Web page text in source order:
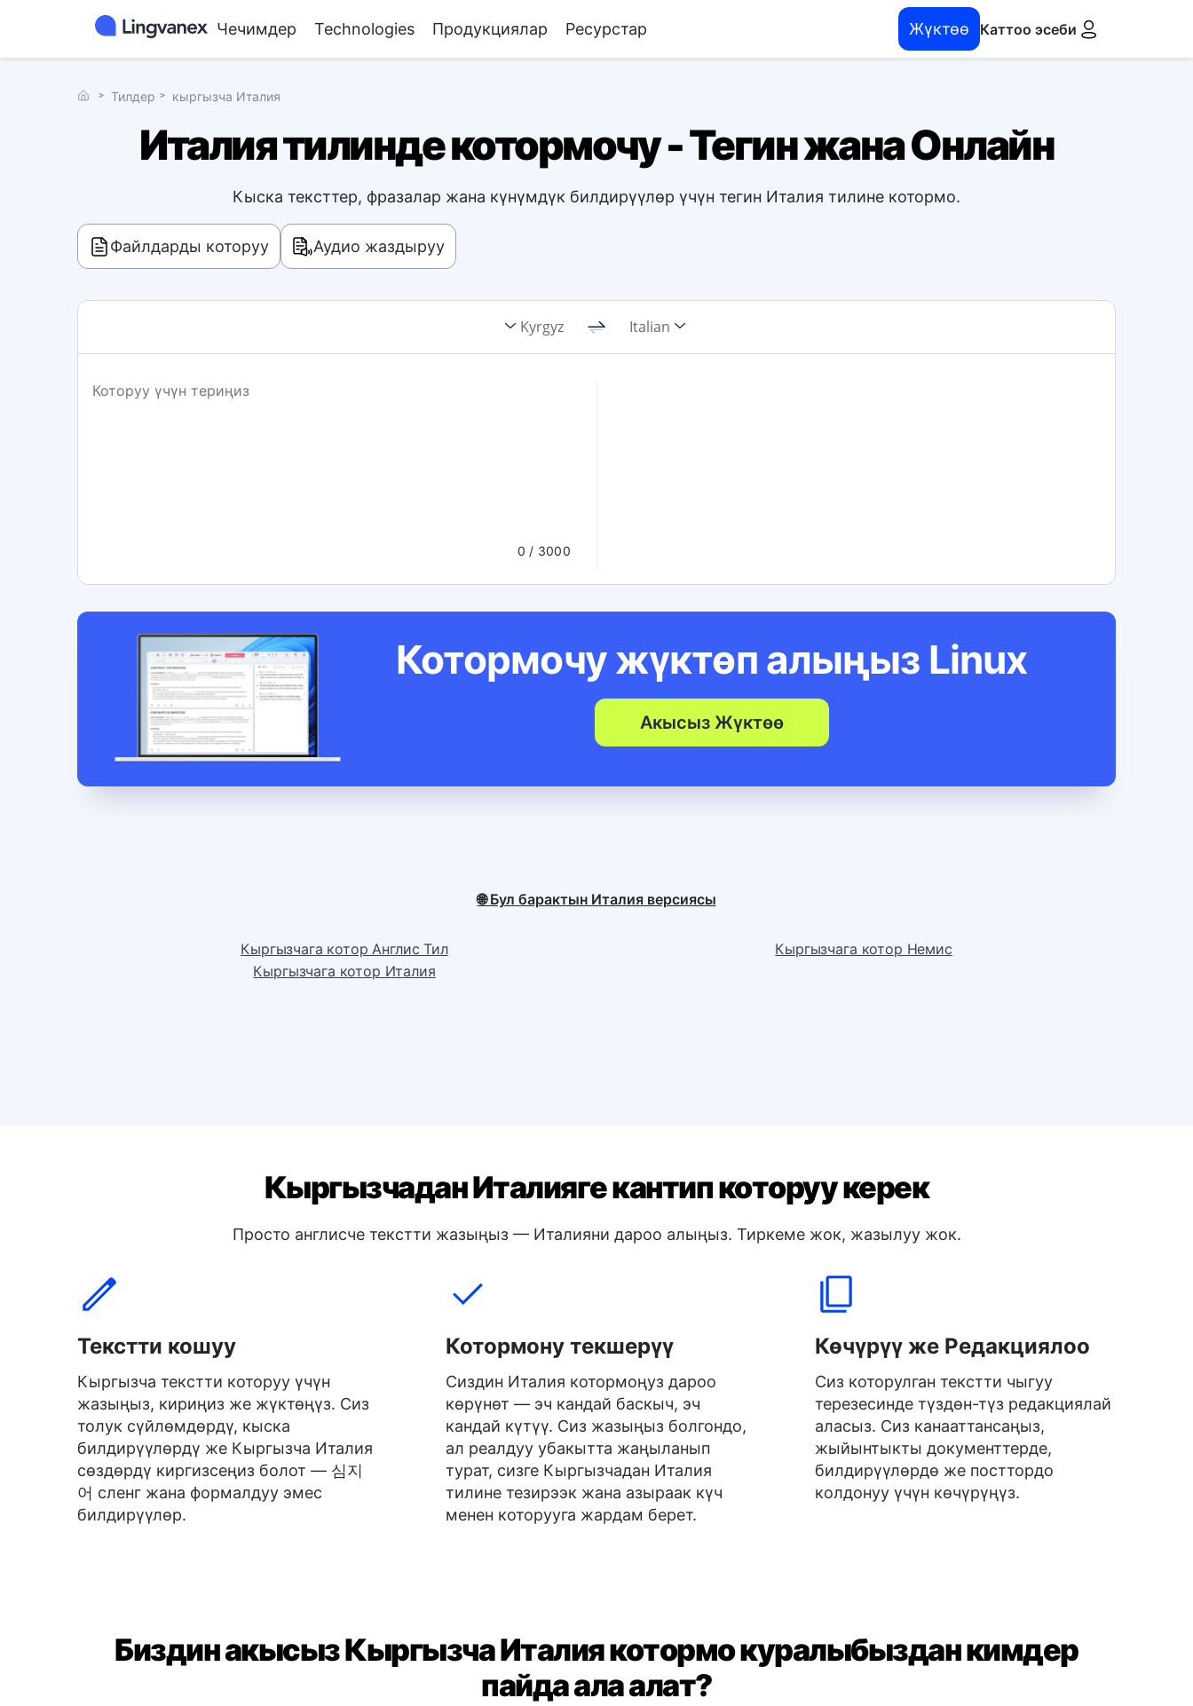
Чечимдер Technologies Продукциялар Ресурстар Жүктөө Каттоо эсеби
˃ Тилдер ˃ кыргызча Италия
Италия тилинде котормочу - Тегин жана Онлайн
Кыска тексттер, фразалар жана күнүмдүк билдирүүлөр үчүн тегин Италия тилине котормо.
Файлдарды которуу Аудио жаздыруу
Kyrgyz Italian
0 / 3000
Котормочу жүктөп алыңыз Linux
Акысыз Жүктөө
🌐 Бул барактын Италия версиясы
Кыргызчага котор Англис Тил
Кыргызчага котор Италия
Кыргызчага котор Немис
Кыргызчадан Италияге кантип которуу керек
Просто англисче текстти жазыңыз — Италияни дароо алыңыз. Тиркеме жок, жазылуу жок.
Текстти кошуу
Кыргызча текстти которуу үчүн
жазыңыз, кириңиз же жүктөңүз. Сиз
толук сүйлөмдөрдү, кыска
билдирүүлөрдү же Кыргызча Италия
сөздөрдү киргизсеңиз болот — 심지
어 сленг жана формалдуу эмес
билдирүүлөр.
Котормону текшерүү
Сиздин Италия котормоңуз дароо
көрүнөт — эч кандай баскыч, эч
кандай күтүү. Сиз жазыңыз болгондо,
ал реалдуу убакытта жаңыланып
турат, сизге Кыргызчадан Италия
тилине тезирээк жана азыраак күч
менен которууга жардам берет.
Көчүрүү же Редакциялоо
Сиз которулган текстти чыгуу
терезесинде түздөн-түз редакциялай
аласыз. Сиз канааттансаңыз,
жыйынтыкты документтерде,
билдирүүлөрдө же посттордо
колдонуу үчүн көчүрүңүз.
Биздин акысыз Кыргызча Италия котормо куралыбыздан кимдер
пайда ала алат?